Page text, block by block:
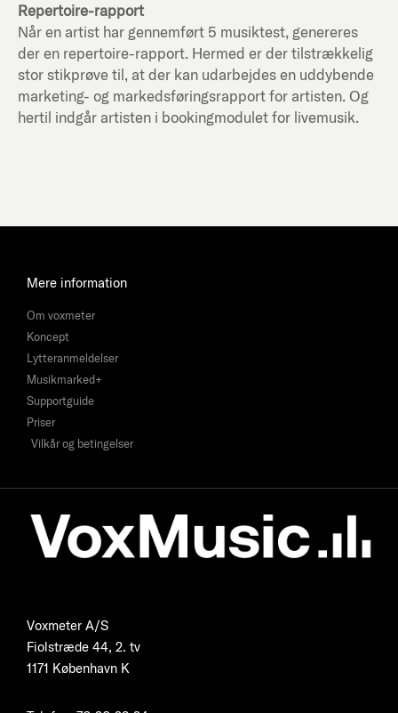
Repertoire-rapport
Når en artist har gennemført 5 musiktest, genereres
der en repertoire-rapport. Hermed er der tilstrækkelig
stor stikprøve til, at der kan udarbejdes en uddybende
marketing- og markedsføringsrapport for artisten. Og
hertil indgår artisten i bookingmodulet for livemusik.
Mere information
Om voxmeter
Koncept
Lytteranmeldelser
Musikmarked+
Supportguide
Priser
Vilkår og betingelser
Voxmeter A/S
Fiolstræde 44, 2. tv
1171 København K